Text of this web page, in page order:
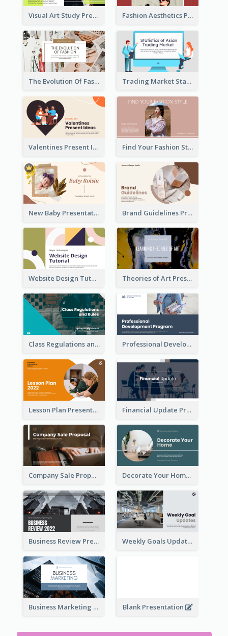
Visual Art Study Presentation Fashion Aesthetics Presentation
The Evolution Of Fashion Presentation Trading Market Statistics Presentation
Valentines Present Ideas Presentation Find Your Fashion Style Presentation
New Baby Presentation Brand Guidelines Presentation
Website Design Tutorial Presentation Theories of Art Presentation
Class Regulations and Rules Presentation Professional Development Program Presentation
Lesson Plan Presentation Financial Update Presentation
Company Sale Proposal Decorate Your Home Presentation
Business Review Presentations Weekly Goals Updates Presentation
Business Marketing Presentation Blank Presentation